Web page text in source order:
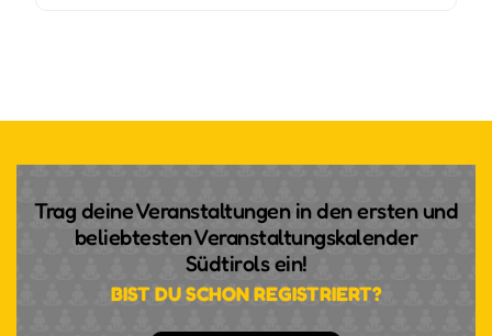
Trag deine Veranstaltungen in den ersten und
beliebtesten Veranstaltungskalender
Südtirols ein!
BIST DU SCHON REGISTRIERT?